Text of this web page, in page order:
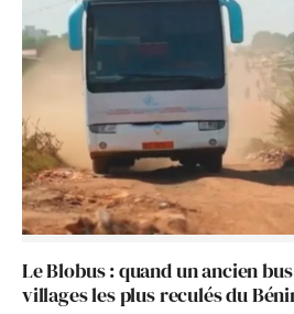
Le Blobus : quand un ancien
villages les plus reculés du